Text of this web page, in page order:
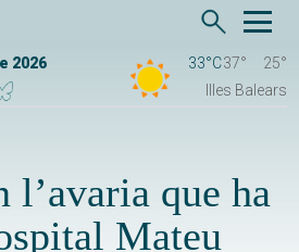
2026 33°C37°
25°
Illes Balears
l’avaria que ha
Mateu